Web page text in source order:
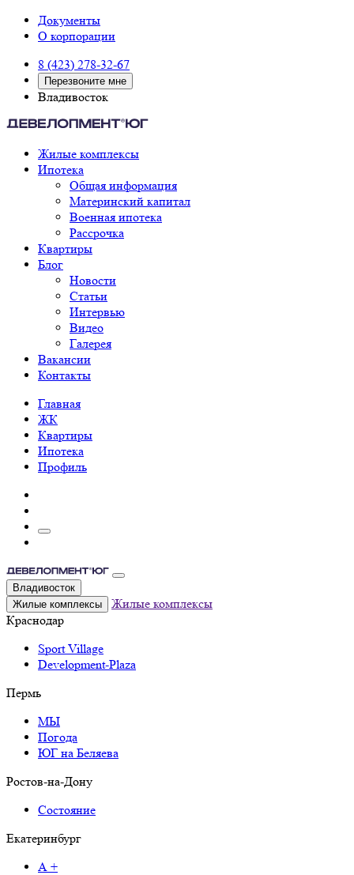
Документы
О корпорации
8 (423) 278-32-67
Перезвоните мне
Владивосток
Жилые комплексы
Ипотека
Общая информация
Материнский капитал
Военная ипотека
Рассрочка
Квартиры
Блог
Новости
Статьи
Интервью
Видео
Галерея
Вакансии
Контакты
Главная
ЖК
Квартиры
Ипотека
Профиль
Владивосток
Жилые комплексы
Жилые комплексы
Краснодар
Sport Village
Development-Plaza
Пермь
МЫ
Погода
ЮГ на Беляева
Ростов-на-Дону
Состояние
Екатеринбург
А +